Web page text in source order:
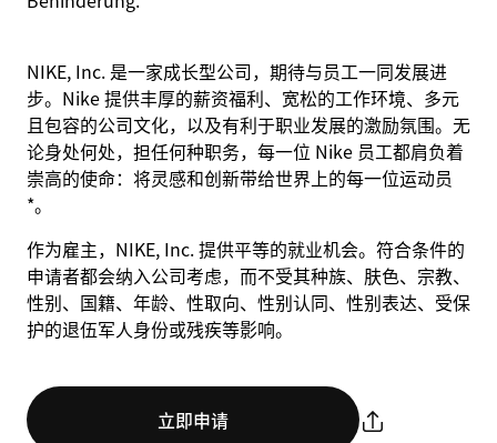
NIKE, Inc. 是一家成长型公司，期待与员工一同发展进
步。Nike 提供丰厚的薪资福利、宽松的工作环境、多元
且包容的公司文化，以及有利于职业发展的激励氛围。无
论身处何处，担任何种职务，每一位 Nike 员工都肩负着
崇高的使命：将灵感和创新带给世界上的每一位运动员
*。
作为雇主，NIKE, Inc. 提供平等的就业机会。符合条件的
申请者都会纳入公司考虑，而不受其种族、肤色、宗教、
性别、国籍、年龄、性取向、性别认同、性别表达、受保
护的退伍军人身份或残疾等影响。
立即申请